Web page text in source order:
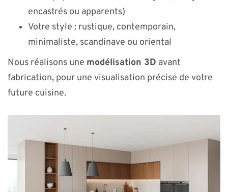
encastrés ou apparents)
Votre style : rustique, contemporain,
minimaliste, scandinave ou oriental
Nous réalisons une modélisation 3D avant
fabrication, pour une visualisation précise de votre
future cuisine.